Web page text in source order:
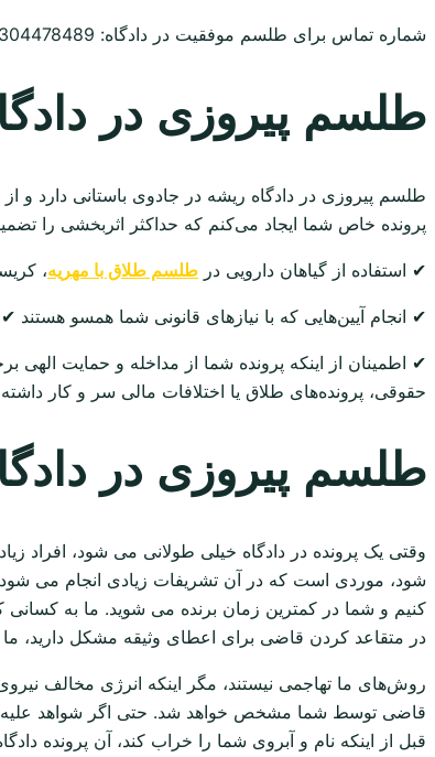
شماره تماس برای طلسم موفقیت در دادگاه: 09304478489
طلسم پیروزی در
طلسم پیروزی در دادگاه ریشه در جادوی باستانی دارد و
پرونده خاص شما ایجاد می‌کنم که حداکثر اثربخشی را
✔ استفاده از گیاهان دارویی در طلسم طلاق با مهریه،
✔ انجام آیین‌هایی که با نیازهای قانونی شما همسو هستند
✔ اطمینان از اینکه پرونده شما از مداخله و حمایت الهی
حقوقی، پرونده‌های طلاق یا اختلافات مالی سر و کار
طلسم پیروزی در
وقتی یک پرونده در دادگاه خیلی طولانی می شود، افراد
شود، موردی است که در آن تشریفات زیادی انجام می شود.
کنیم و شما در کمترین زمان برنده می شوید. ما به کسانی
در متقاعد کردن قاضی برای اعطای وثیقه مشکل دارید، ما
روش‌های ما تهاجمی نیستند، مگر اینکه انرژی مخالف
قاضی توسط شما مشخص خواهد شد. حتی اگر شواهد علیه
قبل از اینکه نام و آبروی شما را خراب کند، آن پرونده